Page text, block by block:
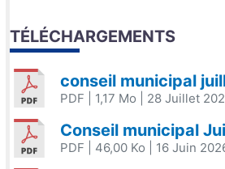
TÉLÉCHARGEMENTS
conseil municipal
PDF | 1,17 Mo | 28 Juillet
Conseil municipal
PDF | 46,00 Ko | 16 Juin